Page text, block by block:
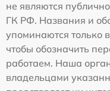
не являются
ГК РФ. Названия и
упоминаются
чтобы обозначить
работаем. Наша
владельцами